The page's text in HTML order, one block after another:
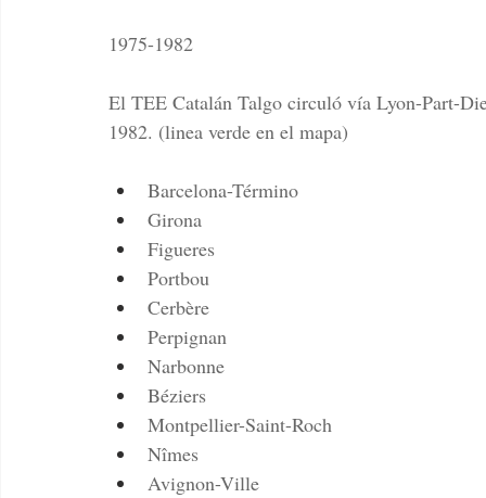
1975-1982
El TEE Catalán Talgo circuló vía Lyon-Part-
1982. (linea verde en el mapa)
Barcelona-Término
Girona
Figueres
Portbou
Cerbère
Perpignan
Narbonne
Béziers
Montpellier-Saint-Roch
Nîmes
Avignon-Ville